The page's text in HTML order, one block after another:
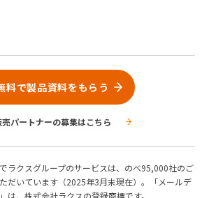
料で製品資料をもらう
売パートナーの募集はこちら
ラクスグループのサービスは、のべ95,000社のご
だいています（2025年3月末現在）。「メールデ
は、株式会社ラクスの登録商標です。